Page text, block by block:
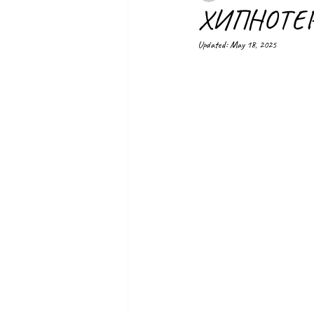
Updated:May 18, 2025